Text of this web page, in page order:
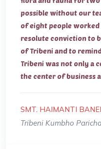
possible without our
of eight people
resolute conviction to
of Tribeni and to
Tribeni was not only a
the center of business
SMT. HAIMANTI
Tribeni Kumbho